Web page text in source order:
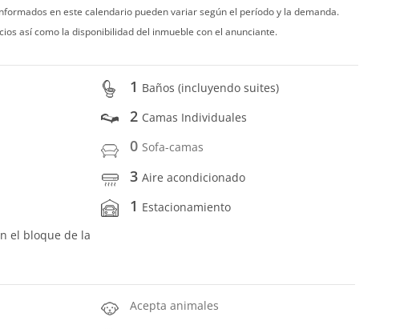
en este calendario pueden variar según el período y la demanda.
así como la disponibilidad del inmueble con el anunciante.
1 Baños (incluyendo suites)
2 Camas Individuales
0 Sofa-camas
3Aire acondicionado
1 Estacionamiento
el bloque de la
Acepta animales